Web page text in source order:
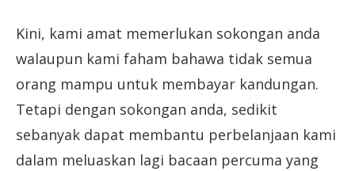
Kini, kami amat memerlukan sokongan anda
walaupun kami faham bahawa tidak semua
orang mampu untuk membayar kandungan.
Tetapi dengan sokongan anda, sedikit
sebanyak dapat membantu perbelanjaan kami
dalam meluaskan lagi bacaan percuma yang